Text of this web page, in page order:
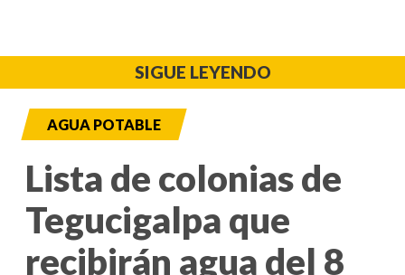
SIGUE LEYENDO
AGUA POTABLE
Lista de colonias de
Tegucigalpa que
recibirán agua del 8